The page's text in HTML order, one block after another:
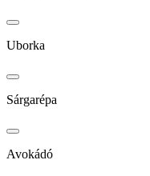
Uborka
Sárgarépa
Avokádó